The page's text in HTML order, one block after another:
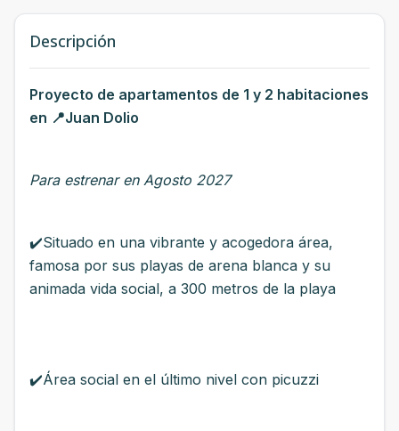
Descripción
Proyecto de apartamentos de 1 y 2 habitaciones
en 📍Juan Dolio
Para estrenar en Agosto 2027
✔️Situado en una vibrante y acogedora área,
famosa por sus playas de arena blanca y su
animada vida social, a 300 metros de la playa
✔️Área social en el último nivel con picuzzi